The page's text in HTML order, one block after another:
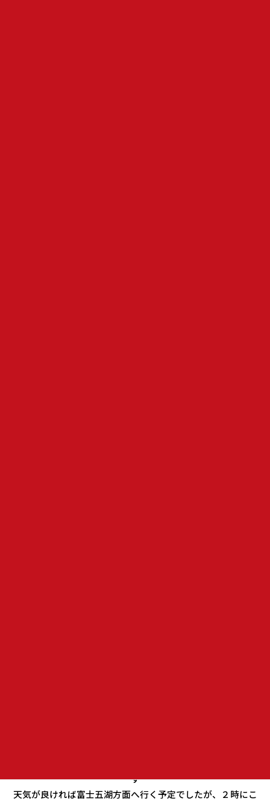
す
天気が良ければ富士五湖方面へ行く予定でしたが、２時にこ